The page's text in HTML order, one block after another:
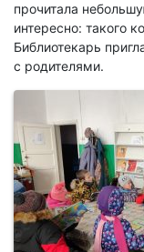
прочитала
интересно: такого
Библиотекарь
с родителями.